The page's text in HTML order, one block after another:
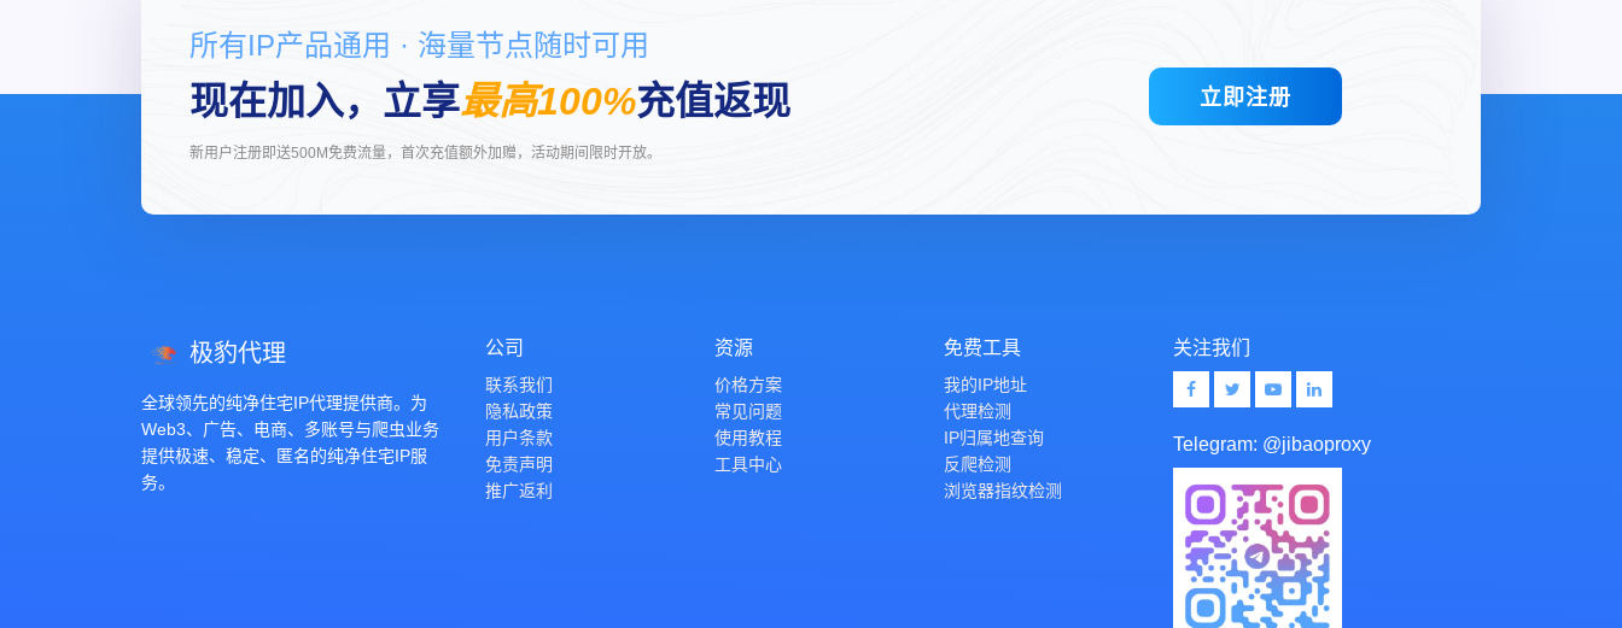
所有IP产品通用 · 海量节点随时可用
现在加入，立享最高100%充值返现
新用户注册即送500M免费流量，首次充值额外加赠，活动期间限时开放。
立即注册
极豹代理
全球领先的纯净住宅IP代理提供商。为
Web3、广告、电商、多账号与爬虫业务
提供极速、稳定、匿名的纯净住宅IP服
务。
公司
联系我们
隐私政策
用户条款
免责声明
推广返利
资源
价格方案
常见问题
使用教程
工具中心
免费工具
我的IP地址
代理检测
IP归属地查询
反爬检测
浏览器指纹检测
关注我们
Telegram: @jibaoproxy